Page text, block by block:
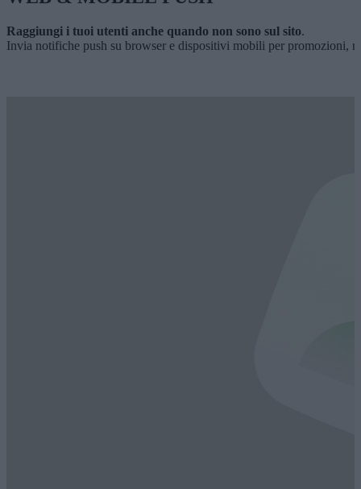
Raggiungi i tuoi utenti anche quando non sono sul sito.
Invia notifiche push su browser e dispositivi mobili per promozioni,